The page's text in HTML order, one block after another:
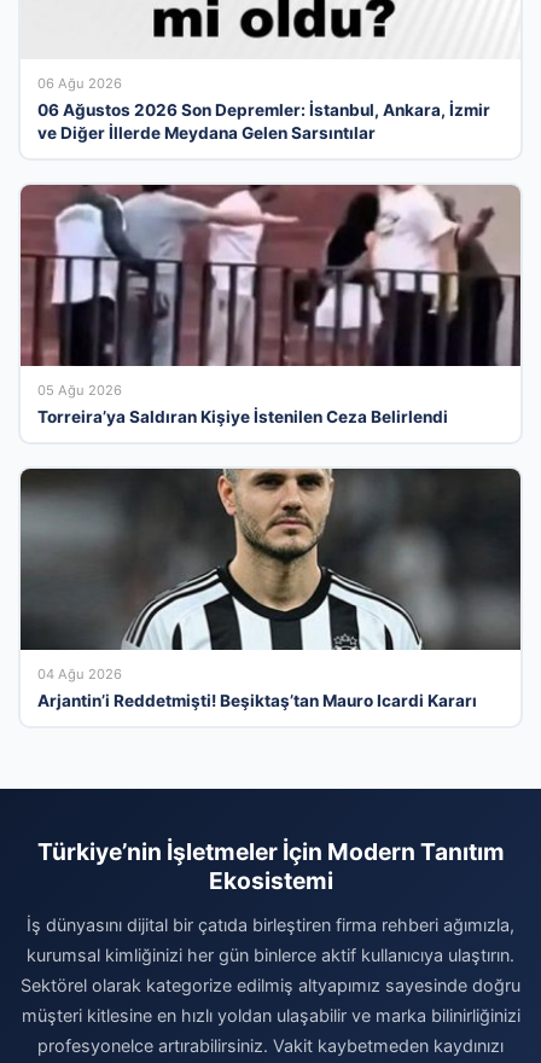
06 Ağu 2026
06 Ağustos 2026 Son Depremler: İstanbul, Ankara, İzmir
ve Diğer İllerde Meydana Gelen Sarsıntılar
05 Ağu 2026
Torreira’ya Saldıran Kişiye İstenilen Ceza Belirlendi
04 Ağu 2026
Arjantin’i Reddetmişti! Beşiktaş’tan Mauro Icardi Kararı
Türkiye’nin İşletmeler İçin Modern Tanıtım
Ekosistemi
İş dünyasını dijital bir çatıda birleştiren firma rehberi ağımızla,
kurumsal kimliğinizi her gün binlerce aktif kullanıcıya ulaştırın.
Sektörel olarak kategorize edilmiş altyapımız sayesinde doğru
müşteri kitlesine en hızlı yoldan ulaşabilir ve marka bilinirliğinizi
profesyonelce artırabilirsiniz. Vakit kaybetmeden kaydınızı